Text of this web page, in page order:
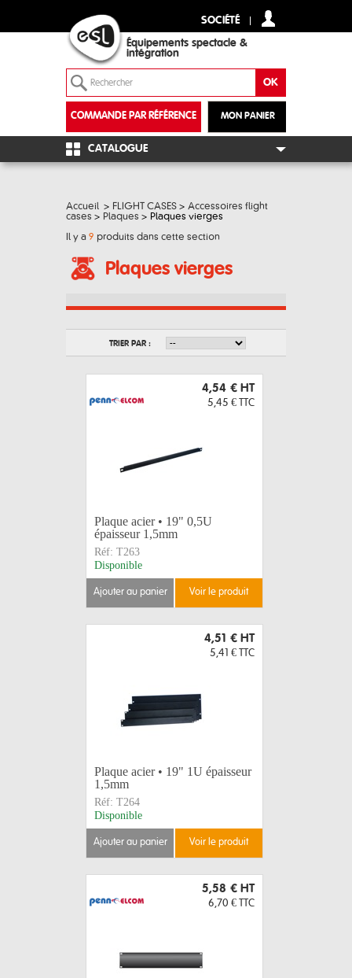
SOCIÉTÉ
Équipements spectacle &
intégration
MON PANIER
COMMANDE PAR RÉFÉRENCE
+
CATALOGUE
Accueil > FLIGHT CASES > Accessoires flight
cases > Plaques > Plaques vierges
Il y a 9 produits dans cette section
Plaques vierges
TRIER PAR :
4,54 € HT
5,45 € TTC
Plaque acier • 19" 0,5U
épaisseur 1,5mm
Réf: T263
Disponible
ajouter au panier voir le produit
4,51 € HT
5,41 € TTC
Plaque acier • 19" 1U épaisseur
1,5mm
Réf: T264
Disponible
ajouter au panier voir le produit
5,58 € HT
6,70 € TTC